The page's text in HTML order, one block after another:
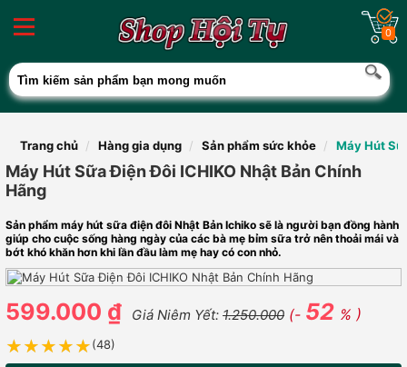
0
Trang chủ Hàng gia dụng Sản phẩm sức khỏe Máy Hút
Máy Hút Sữa Điện Đôi ICHIKO Nhật Bản Chính
Hãng
Sản phẩm máy hút sữa điện đôi Nhật Bản Ichiko sẽ là người bạn đồng hành
giúp cho cuộc sống hàng ngày của các bà mẹ bỉm sữa trở nên thoải mái và
bớt khó khăn hơn khi lần đầu làm mẹ hay có con nhỏ.
599.000 ₫ Giá Niêm Yết: 1.250.000 (- 52 % )
★★★★★
★★★★★(48)